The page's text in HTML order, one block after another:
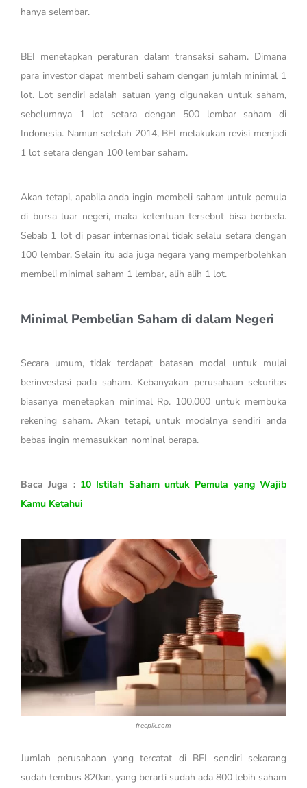
hanya selembar.
BEI menetapkan peraturan dalam transaksi saham. Dimana
para investor dapat membeli saham dengan jumlah minimal 1
lot. Lot sendiri adalah satuan yang digunakan untuk saham,
sebelumnya 1 lot setara dengan 500 lembar saham di
Indonesia. Namun setelah 2014, BEI melakukan revisi menjadi
1 lot setara dengan 100 lembar saham.
Akan tetapi, apabila anda ingin membeli saham untuk pemula
di bursa luar negeri, maka ketentuan tersebut bisa berbeda.
Sebab 1 lot di pasar internasional tidak selalu setara dengan
100 lembar. Selain itu ada juga negara yang memperbolehkan
membeli minimal saham 1 lembar, alih alih 1 lot.
Minimal Pembelian Saham di dalam Negeri
Secara umum, tidak terdapat batasan modal untuk mulai
berinvestasi pada saham. Kebanyakan perusahaan sekuritas
biasanya menetapkan minimal Rp. 100.000 untuk membuka
rekening saham. Akan tetapi, untuk modalnya sendiri anda
bebas ingin memasukkan nominal berapa.
Baca Juga : 10 Istilah Saham untuk Pemula yang Wajib
Kamu Ketahui
freepik.com
Jumlah perusahaan yang tercatat di BEI sendiri sekarang
sudah tembus 820an, yang berarti sudah ada 800 lebih saham